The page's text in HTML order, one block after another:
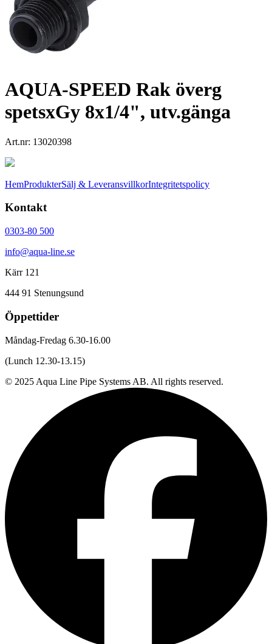
AQUA-SPEED Rak överg
spetsxGy 8x1/4", utv.gänga
Art.nr: 13020398
HemProdukterSälj & LeveransvillkorIntegritetspolicy
Kontakt
0303-80 500
info@aqua-line.se
Kärr 121
444 91 Stenungsund
Öppettider
Måndag-Fredag 6.30-16.00
(Lunch 12.30-13.15)
© 2025 Aqua Line Pipe Systems AB. All rights reserved.